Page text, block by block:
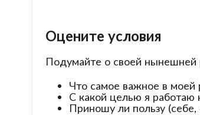
Оцените условия
Подумайте о своей нынешней
Что самое важное в моей
С какой целью я работаю
Приношу ли пользу